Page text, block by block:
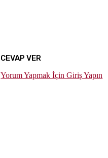
CEVAP VER
Yorum Yapmak İçin Giriş Yapın